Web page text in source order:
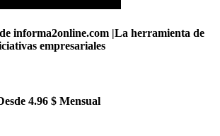
informa2online.com |La herramienta de
empresariales
4.96 $ Mensual